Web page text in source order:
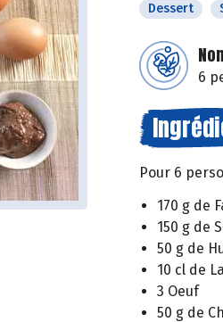
Dessert
6
Pour 6
170 g de
150 g de
50 g de
10 cl de
3 Oeuf
50 g de